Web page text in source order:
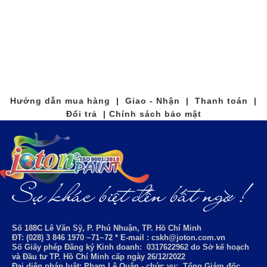
Hướng dẫn mua hàng | Giao - Nhận | Thanh toán |
Đổi trả | Chính sách bảo mật
Số 188C Lê Văn Sỹ, P. Phú Nhuận, TP. Hồ Chí Minh
ĐT: (028) 3 846 1970 ~71~72 * E-mail : cskh@joton.com.vn
Số Giấy phép Đăng ký Kinh doanh: 0317622962 do Sở kế hoạch
và Đầu tư TP. Hồ Chí Minh cấp ngày 26/12/2022